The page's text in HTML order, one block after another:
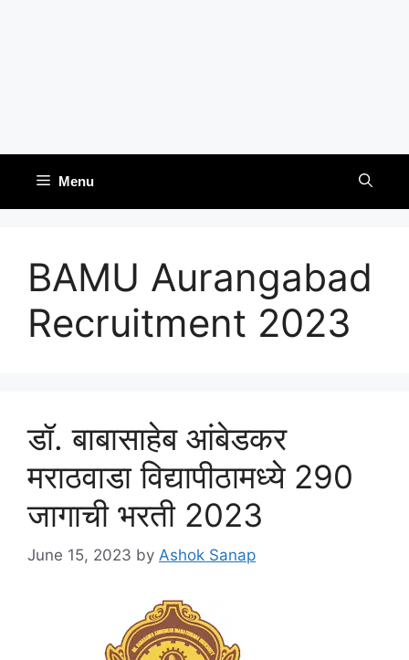
Menu
BAMU Aurangabad
Recruitment 2023
डॉ. बाबासाहेब आंबेडकर
मराठवाडा विद्यापीठामध्ये 290
जागाची भरती 2023
June 15, 2023 by Ashok Sanap